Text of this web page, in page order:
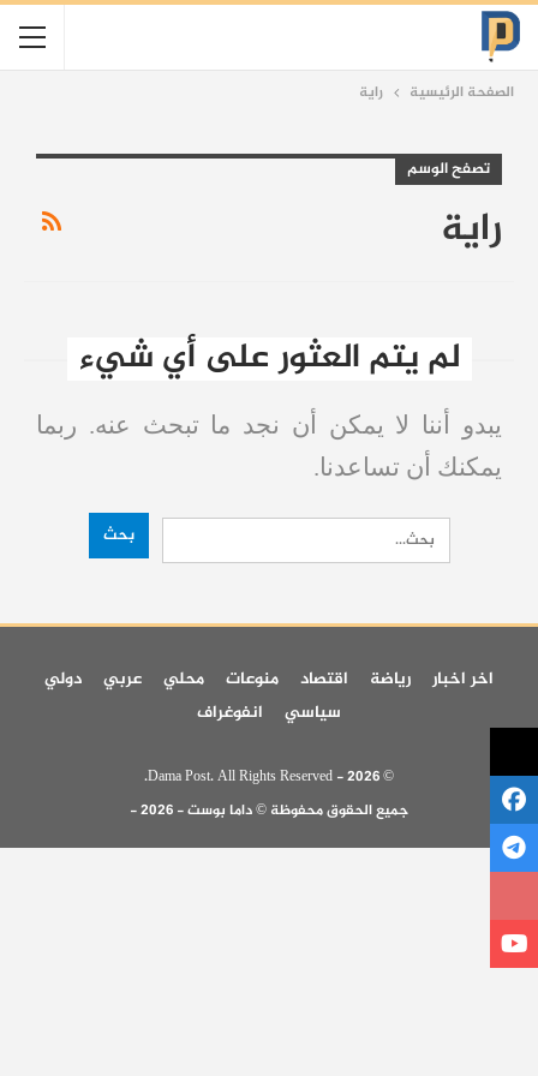
الصفحة الرئيسية راية
تصفح الوسم
راية
لم يتم العثور على أي شيء
يبدو أننا لا يمكن أن نجد ما تبحث عنه. ربما
يمكنك أن تساعدنا.
اخر اخبار رياضة اقتصاد منوعات محلي عربي
دولي
سياسي
انفوغراف
© 2026 - Dama Post. All Rights Reserved.
جميع الحقوق محفوظة © داما بوست - 2026 -